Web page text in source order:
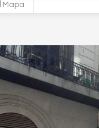
Mapa